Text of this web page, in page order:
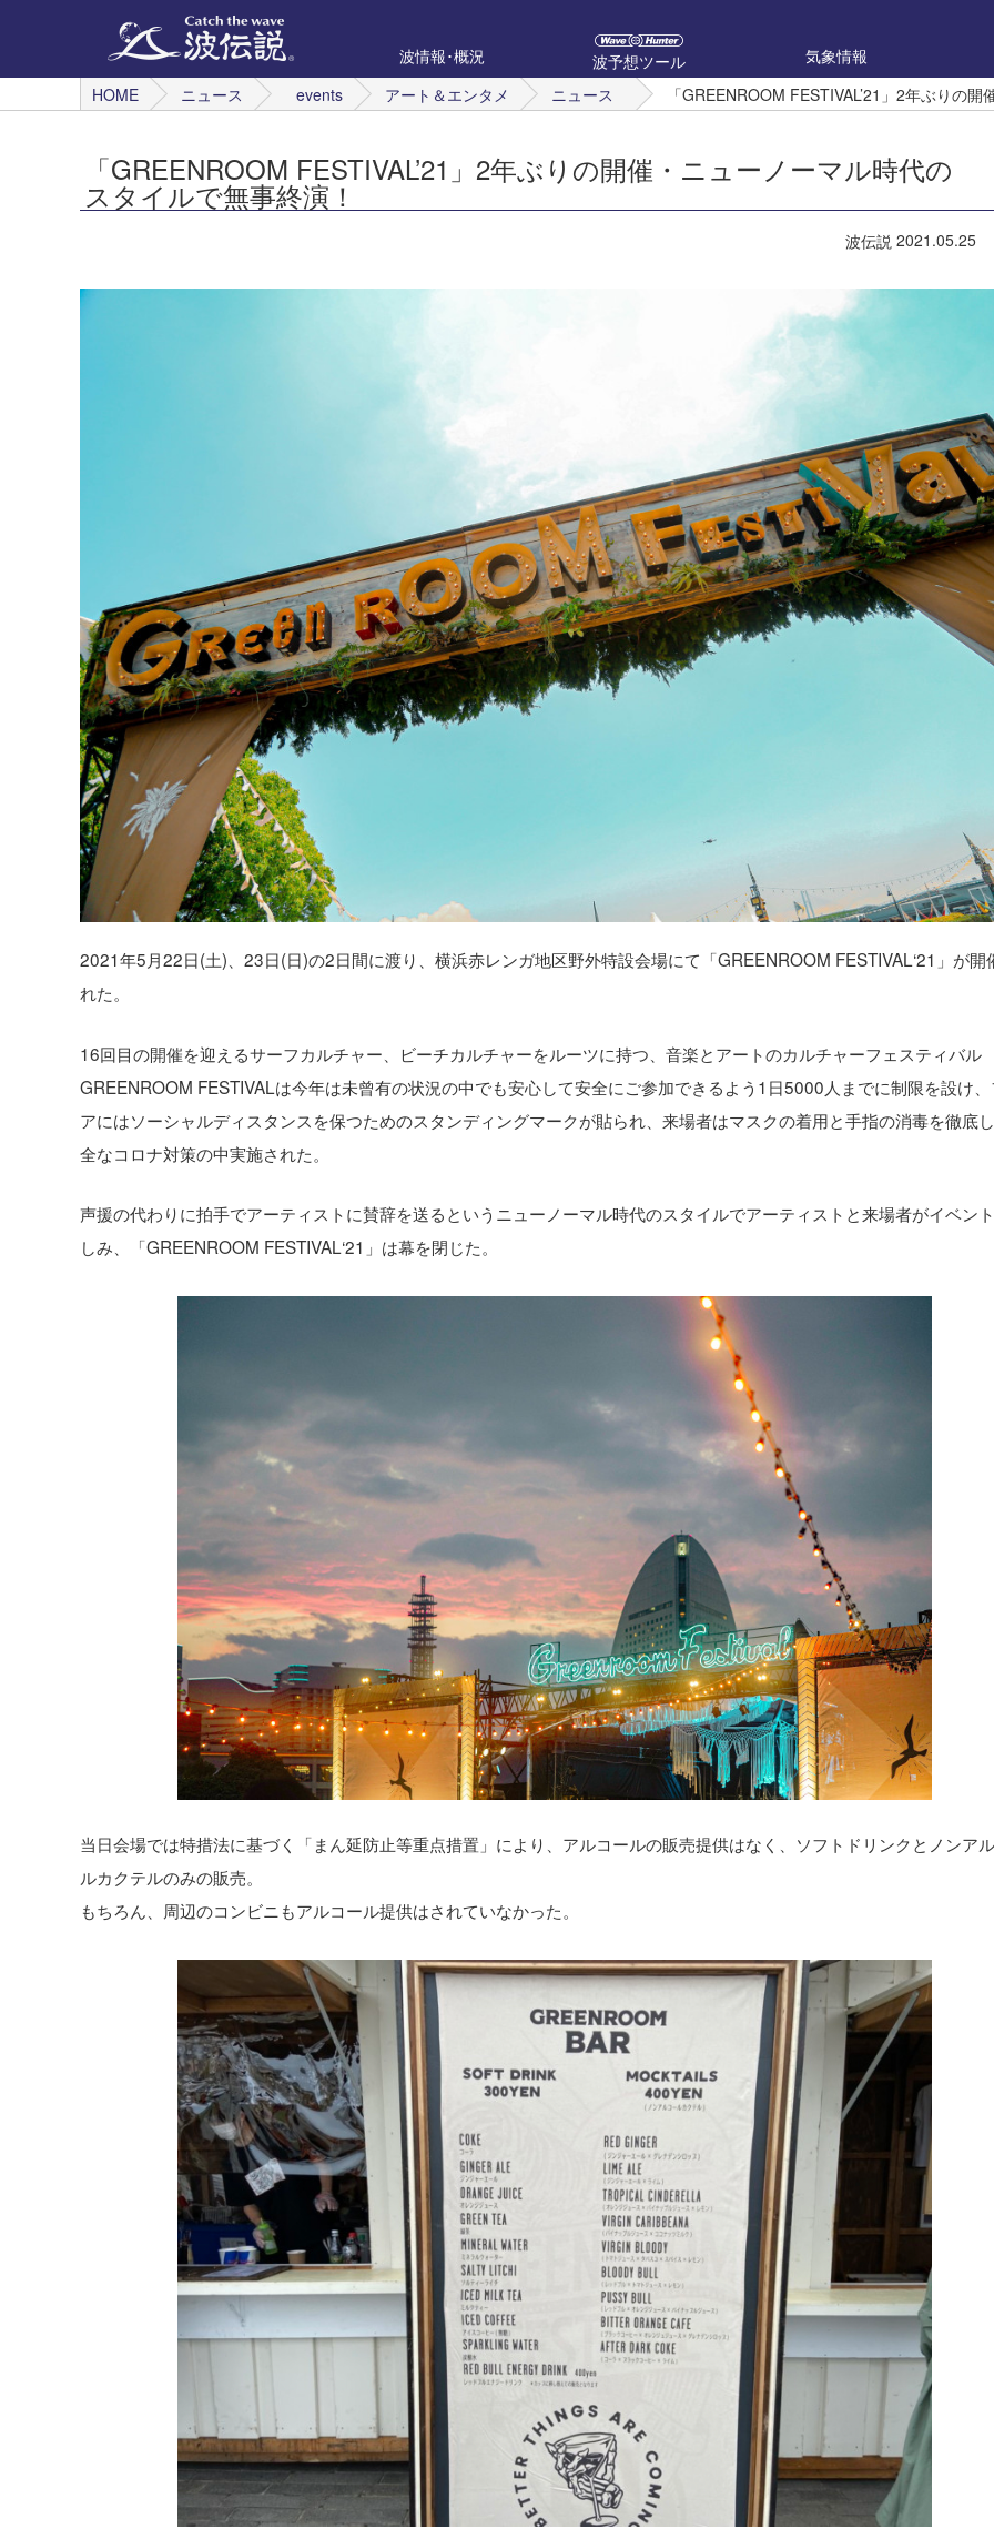
波情報･概況 波予想ツール
気象情報
HOME
ニュース events アート＆エンタメ ニュース 「GREENROOM FESTIVAL’21」2年ぶりの
「GREENROOM FESTIVAL’21」2年ぶりの開催・ニューノーマル時代の
スタイルで無事終演！
波伝説 2021.05.25
2021年5月22日(土)、23日(日)の2日間に渡り、横浜赤レンガ地区野外特設会場にて「GREENROOM FESTIVAL‘21」が開
れた。
16回目の開催を迎えるサーフカルチャー、ビーチカルチャーをルーツに持つ、音楽とアートのカルチャーフェスティバル
GREENROOM FESTIVALは今年は未曾有の状況の中でも安心して安全にご参加できるよう1日5000人までに制限を設け
アにはソーシャルディスタンスを保つためのスタンディングマークが貼られ、来場者はマスクの着用と手指の消毒を徹底
全なコロナ対策の中実施された。
声援の代わりに拍手でアーティストに賛辞を送るというニューノーマル時代のスタイルでアーティストと来場者がイベン
しみ、「GREENROOM FESTIVAL‘21」は幕を閉じた。
当日会場では特措法に基づく「まん延防止等重点措置」により、アルコールの販売提供はなく、ソフトドリンクとノンア
ルカクテルのみの販売。
もちろん、周辺のコンビニもアルコール提供はされていなかった。